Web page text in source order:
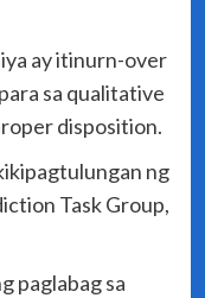
ay itinurn-over
sa qualitative
disposition.
ng
Task Group,
paglabag sa